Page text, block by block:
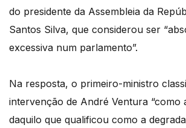
do presidente da Assembleia da
Santos Silva, que considerou ser
excessiva num parlamento”.
Na resposta, o primeiro-ministro
intervenção de André Ventura “como
daquilo que qualificou como a